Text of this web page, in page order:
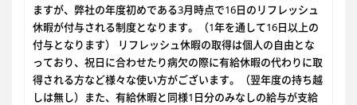
ますが、弊社の年度初めである3月時点で16日のリフレッシュ
休暇が付与される制度となります。（1年を通して16日以上の
付与となります） リフレッシュ休暇の取得は個人の自由とな
っており、祝日に合わせたり病欠の際に有給休暇の代わりに取
得される方など様々な使い方がございます。（翌年度の持ち越
しは無し）また、有給休暇と同様1日分のみなしの給与が支給